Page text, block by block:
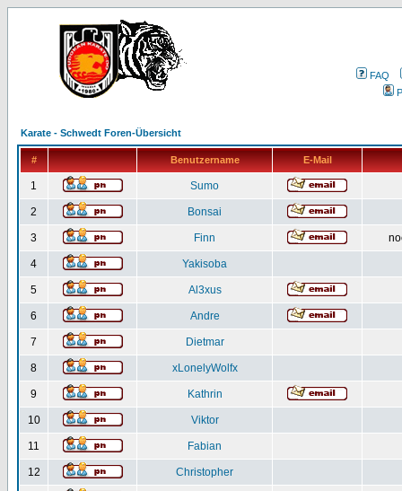
FAQ
Karate - Schwedt Foren-Übersicht
# Benutzername E-Mail
1 Sumo
2 Bonsai
3 Finn
4 Yakisoba
5 Al3xus
6 Andre
7 Dietmar
8 xLonelyWolfx
9 Kathrin
10 Viktor
11 Fabian
12 Christopher